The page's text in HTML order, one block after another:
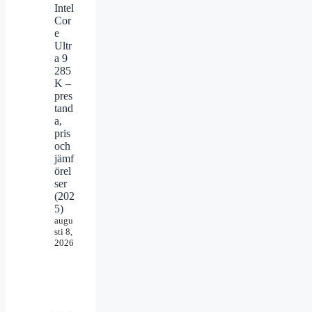
Intel
Cor
e
Ultr
a 9
285
K –
pres
tand
a,
pris
och
jämf
örel
ser
(202
5)
augu
sti 8,
2026